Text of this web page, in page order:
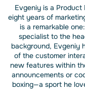
Evgeniy is a
eight years of
is a remarkable
specialist to the
background, Evgeniy
of the customer
new features within
announcements or
boxing—a sport he